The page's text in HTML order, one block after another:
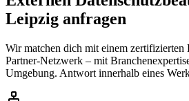
Leipzig anfragen
Wir matchen dich mit einem zertifizierten
Partner-Netzwerk – mit
Umgebung. Antwort innerhalb eines